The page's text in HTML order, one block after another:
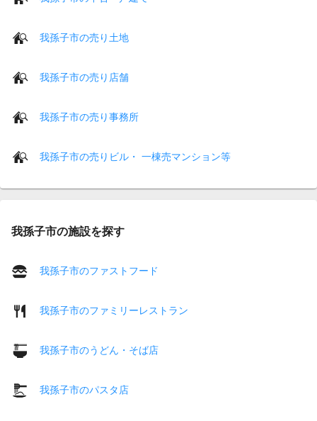
我孫子市の売り土地
我孫子市の売り店舗
我孫子市の売り事務所
我孫子市の売りビル・ 一棟売マンション等
我孫子市の施設を探す
我孫子市のファストフード
我孫子市のファミリーレストラン
我孫子市のうどん・そば店
我孫子市のパスタ店